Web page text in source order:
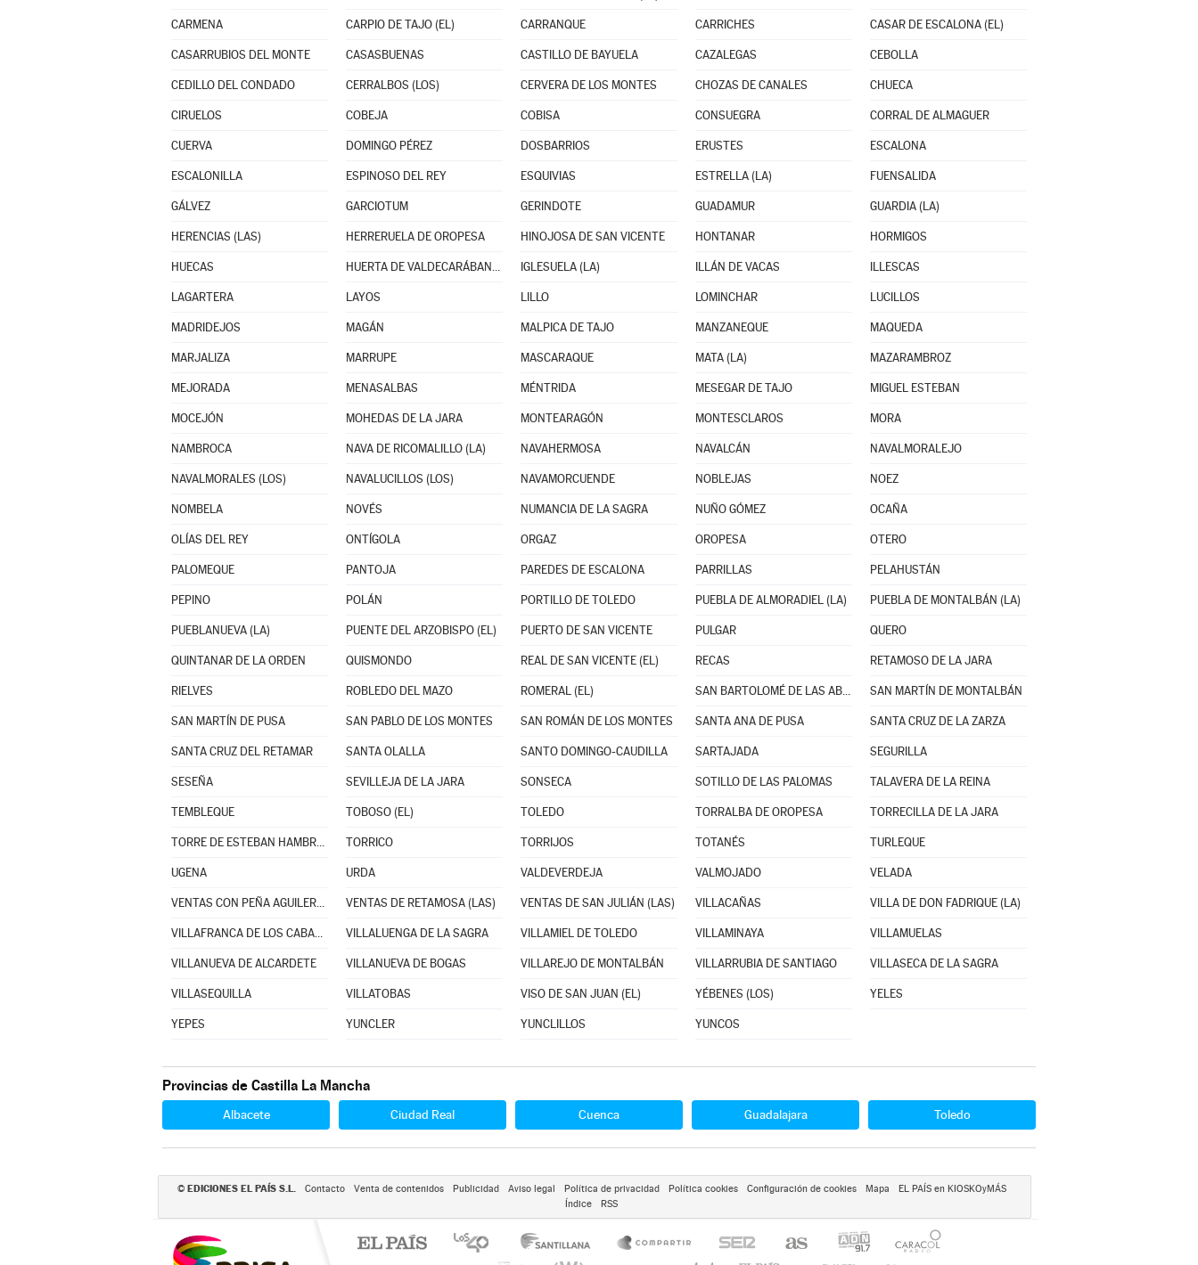
CARMENA CARPIO DE TAJO (EL) CARRANQUE CARRICHES CASAR DE ESCALONA (EL)
CASARRUBIOS DEL MONTE CASASBUENAS CASTILLO DE BAYUELA CAZALEGAS CEBOLLA
CEDILLO DEL CONDADO CERRALBOS (LOS) CERVERA DE LOS MONTES CHOZAS DE CANALES CHUECA
CIRUELOS COBEJA COBISA CONSUEGRA CORRAL DE ALMAGUER
CUERVA DOMINGO PÉREZ DOSBARRIOS ERUSTES ESCALONA
ESCALONILLA ESPINOSO DEL REY ESQUIVIAS ESTRELLA (LA) FUENSALIDA
GÁLVEZ GARCIOTUM GERINDOTE GUADAMUR GUARDIA (LA)
HERENCIAS (LAS) HERRERUELA DE OROPESA HINOJOSA DE SAN VICENTE HONTANAR HORMIGOS
HUECAS HUERTA DE VALDECARÁBANOS IGLESUELA (LA) ILLÁN DE VACAS ILLESCAS
LAGARTERA LAYOS LILLO LOMINCHAR LUCILLOS
MADRIDEJOS MAGÁN MALPICA DE TAJO MANZANEQUE MAQUEDA
MARJALIZA MARRUPE MASCARAQUE MATA (LA) MAZARAMBROZ
MEJORADA MENASALBAS MÉNTRIDA MESEGAR DE TAJO MIGUEL ESTEBAN
MOCEJÓN MOHEDAS DE LA JARA MONTEARAGÓN MONTESCLAROS MORA
NAMBROCA NAVA DE RICOMALILLO (LA) NAVAHERMOSA NAVALCÁN NAVALMORALEJO
NAVALMORALES (LOS) NAVALUCILLOS (LOS) NAVAMORCUENDE NOBLEJAS NOEZ
NOMBELA NOVÉS NUMANCIA DE LA SAGRA NUÑO GÓMEZ OCAÑA
OLÍAS DEL REY ONTÍGOLA ORGAZ OROPESA OTERO
PALOMEQUE PANTOJA PAREDES DE ESCALONA PARRILLAS PELAHUSTÁN
PEPINO POLÁN PORTILLO DE TOLEDO PUEBLA DE ALMORADIEL (LA) PUEBLA DE MONTALBÁN (LA)
PUEBLANUEVA (LA) PUENTE DEL ARZOBISPO (EL) PUERTO DE SAN VICENTE PULGAR QUERO
QUINTANAR DE LA ORDEN QUISMONDO REAL DE SAN VICENTE (EL) RECAS RETAMOSO DE LA JARA
RIELVES ROBLEDO DEL MAZO ROMERAL (EL) SAN BARTOLOMÉ DE LAS ABIERTAS SAN MARTÍN DE MONTALBÁN
SAN MARTÍN DE PUSA SAN PABLO DE LOS MONTES SAN ROMÁN DE LOS MONTES SANTA ANA DE PUSA SANTA CRUZ DE LA ZARZA
SANTA CRUZ DEL RETAMAR SANTA OLALLA SANTO DOMINGO-CAUDILLA SARTAJADA SEGURILLA
SESEÑA SEVILLEJA DE LA JARA SONSECA SOTILLO DE LAS PALOMAS TALAVERA DE LA REINA
TEMBLEQUE TOBOSO (EL) TOLEDO TORRALBA DE OROPESA TORRECILLA DE LA JARA
TORRE DE ESTEBAN HAMBRÁN (LA) TORRICO TORRIJOS TOTANÉS TURLEQUE
UGENA URDA VALDEVERDEJA VALMOJADO VELADA
VENTAS CON PEÑA AGUILERA (LAS) VENTAS DE RETAMOSA (LAS) VENTAS DE SAN JULIÁN (LAS) VILLACAÑAS VILLA DE DON FADRIQUE (LA)
VILLAFRANCA DE LOS CABALLEROS VILLALUENGA DE LA SAGRA VILLAMIEL DE TOLEDO VILLAMINAYA VILLAMUELAS
VILLANUEVA DE ALCARDETE VILLANUEVA DE BOGAS VILLAREJO DE MONTALBÁN VILLARRUBIA DE SANTIAGO VILLASECA DE LA SAGRA
VILLASEQUILLA VILLATOBAS VISO DE SAN JUAN (EL) YÉBENES (LOS) YELES
YEPES YUNCLER YUNCLILLOS YUNCOS
Provincias de Castilla La Mancha
Albacete Ciudad Real Cuenca Guadalajara Toledo
© EDICIONES EL PAÍS S.L. Contacto Venta de contenidos Publicidad Aviso legal Política de privacidad Política cookies Configuración de cookies Mapa
EL PAÍS en KIOSKOyMÁS
Índice
RSS